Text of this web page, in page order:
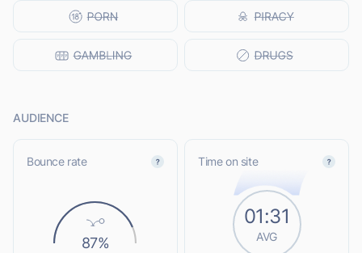
AUDIENCE
Bounce rate
87%
Time on site
01:31
AVG